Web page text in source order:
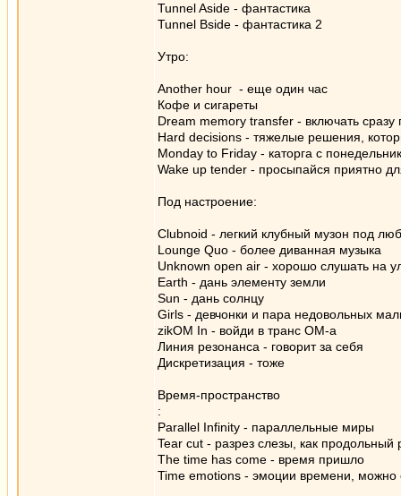
Tunnel Aside - фантастика
Tunnel Bside - фантастика 2
Утро:
Another hour - еще один час
Кофе и сигареты
Dream memory transfer - включать
Hard decisions - тяжелые решения,
Monday to Friday - каторга с
Wake up tender - просыпайся приятно
Под настроение:
Clubnoid - легкий клубный музон под
Lounge Quo - более диванная музыка
Unknown open air - хорошо слушать на
Earth - дань элементу земли
Sun - дань солнцу
Girls - девчонки и пара недовольных
zikOM In - войди в транс ОМ-а
Линия резонанса - говорит за себя
Дискретизация - тоже
Время-пространство
:
Parallel Infinity - параллельные миры
Tear cut - разрез слезы, как продольный
The time has come - время пришло
Time emotions - эмоции времени, можно